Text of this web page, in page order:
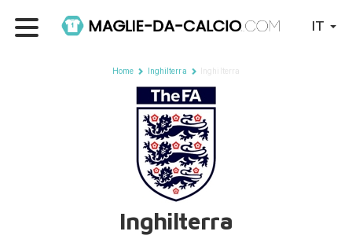
IT
Home Inghilterra Inghilterra
Inghilterra